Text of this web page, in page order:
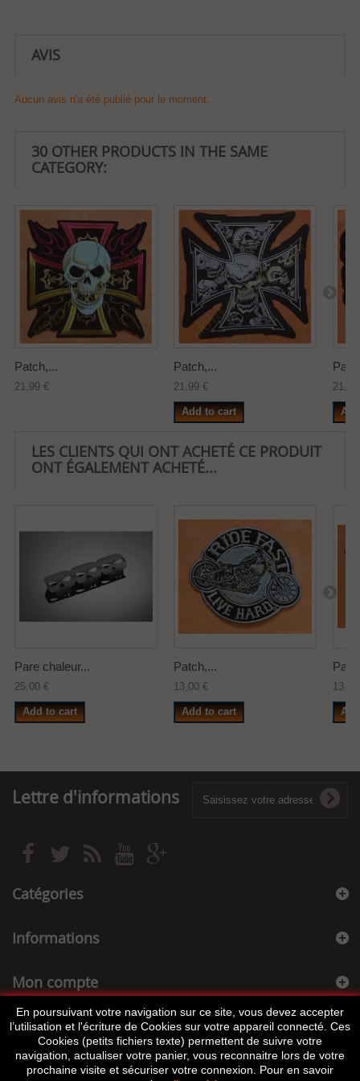
AVIS
Aucun avis n'a été publié pour le moment.
30 OTHER PRODUCTS IN THE SAME
CATEGORY:
Patch,...
21,99 €
Patch,...
21,99 €
Add to cart
LES CLIENTS QUI ONT ACHETÉ CE PRODUIT
ONT ÉGALEMENT ACHETÉ...
Pare chaleur...
25,00 €
Add to cart
Patch,...
13,00 €
Add to cart
Lettre d'informations
Catégories
Informations
Mon compte
Informations sur votre boutique
En poursuivant votre navigation sur ce site, vous devez accepter
l’utilisation et l'écriture de Cookies sur votre appareil connecté. Ces
Cookies (petits fichiers texte) permettent de suivre votre
navigation, actualiser votre panier, vous reconnaitre lors de votre
prochaine visite et sécuriser votre connexion. Pour en savoir